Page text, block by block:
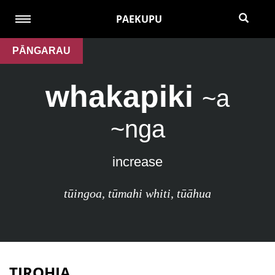
PAEKUPU
PĀNGARAU
whakapiki ~a
~nga
increase
tūingoa, tūmahi whiti, tūāhua